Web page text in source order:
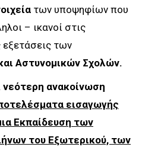
των υποψηφίων που
– ικανοί στις
εξετάσεις των
Αστυνομικών Σχολών.
νεότερη ανακοίνωση
εισαγωγής
Εκπαίδευση των
του Εξωτερικού, των